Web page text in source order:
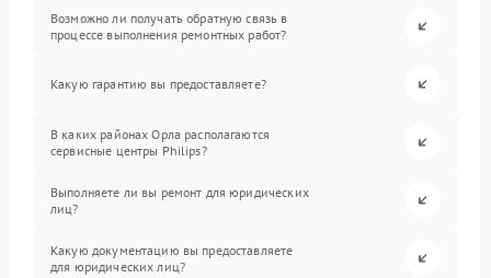
Возможно ли получать обратную связь в
процессе выполнения ремонтных работ?
Какую гарантию вы предоставляете?
В каких районах Орла располагаются
сервисные центры Philips?
Выполняете ли вы ремонт для юридических
лиц?
Какую документацию вы предоставляете
для юридических лиц?